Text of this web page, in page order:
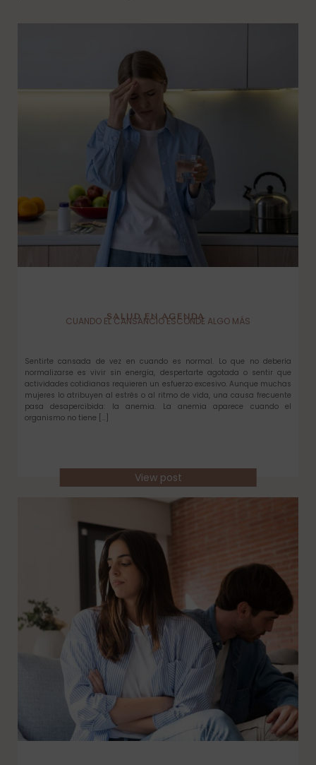
SALUD EN AGENDA
CUANDO EL CANSANCIO ESCONDE ALGO MÁS
Sentirte cansada de vez en cuando es normal. Lo que no debería
normalizarse es vivir sin energía, despertarte agotada o sentir que
actividades cotidianas requieren un esfuerzo excesivo. Aunque muchas
mujeres lo atribuyen al estrés o al ritmo de vida, una causa frecuente
pasa desapercibida: la anemia. La anemia aparece cuando el
organismo no tiene […]
View post